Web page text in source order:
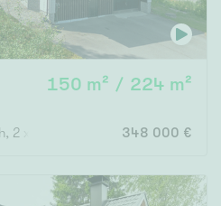
150 m² / 224 m²
2 x eril. wc, s, kph, autotalli
348 000 €